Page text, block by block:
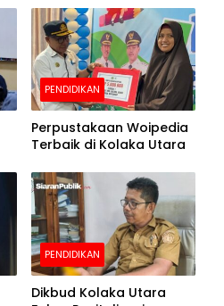
Foto Putrinya Perlihatkan
Ijazah
PENDIDIKAN
Perpustakaan Woipedia
Terbaik di Kolaka Utara
PENDIDIKAN
Dikbud Kolaka Utara